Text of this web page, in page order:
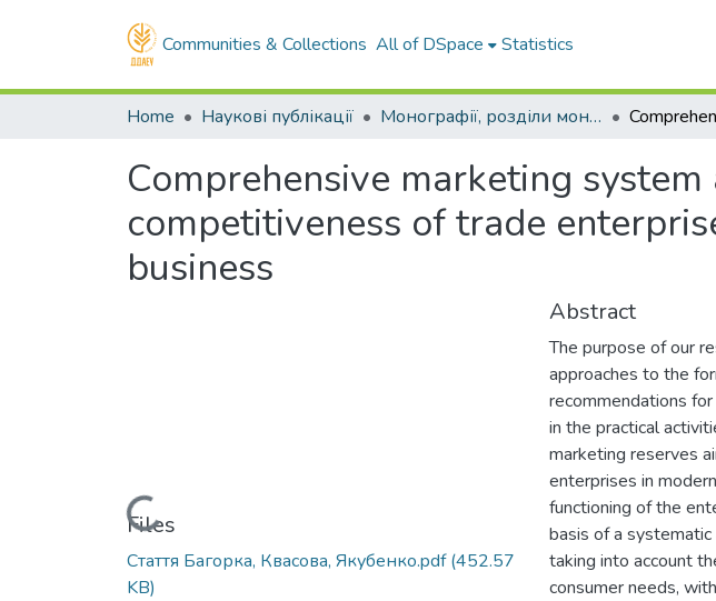
Communities & Collections All of DSpace Statistics
Home Наукові публікації Монографії, розділи монографій
Comprehensive marketing
competitiveness of trade
business
Loading...
Files
Стаття Багорка, Квасова, Якубенко.pdf(452.57
KB)
Abstract
The purpose of our
approaches to the
recommendations
in the practical
marketing reserves
enterprises in
functioning of the
basis of a
taking into account
consumer needs,